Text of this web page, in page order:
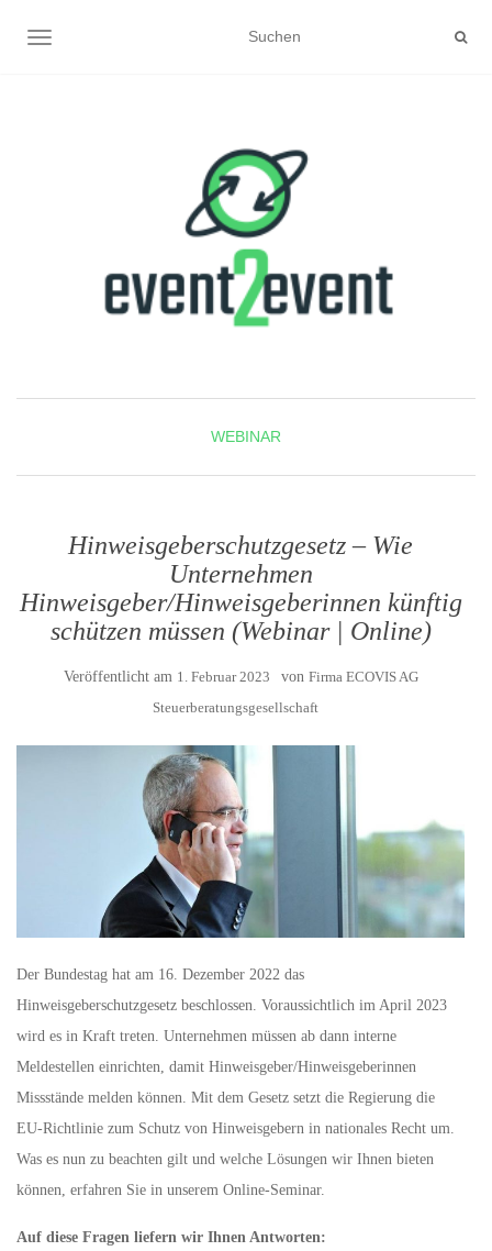
NAVIGATION UMSCHALTEN
WEBINAR
Hinweisgeberschutzgesetz – Wie
Unternehmen
Hinweisgeber/Hinweisgeberinnen künftig
schützen müssen (Webinar | Online)
Veröffentlicht am 1. Februar 2023 von Firma ECOVIS AG
Steuerberatungsgesellschaft
Der Bundestag hat am 16. Dezember 2022 das
Hinweisgeberschutzgesetz beschlossen. Voraussichtlich im April 2023
wird es in Kraft treten. Unternehmen müssen ab dann interne
Meldestellen einrichten, damit Hinweisgeber/Hinweisgeberinnen
Missstände melden können. Mit dem Gesetz setzt die Regierung die
EU-Richtlinie zum Schutz von Hinweisgebern in nationales Recht um.
Was es nun zu beachten gilt und welche Lösungen wir Ihnen bieten
können, erfahren Sie in unserem Online-Seminar.
Auf diese Fragen liefern wir Ihnen Antworten: